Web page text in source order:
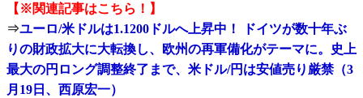
【※関連記事はこちら！】
⇒ユーロ/米ドルは1.1200ドルへ上昇中！ ドイツが数十年ぶ
りの財政拡大に大転換し、欧州の再軍備化がテーマに。史上
最大の円ロング調整終了まで、米ドル/円は安値売り厳禁（3
月19日、西原宏一）